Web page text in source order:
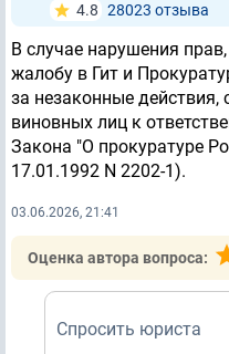
4.8 28023 отзывa
В случае нарушения
жалобу в Гит и
за незаконные действия,
виновных лиц к
Закона "О прокуратуре
17.01.1992 N 2202-1).
03.06.2026, 21:41
Оценка автора вопроса:
Спросить юриста